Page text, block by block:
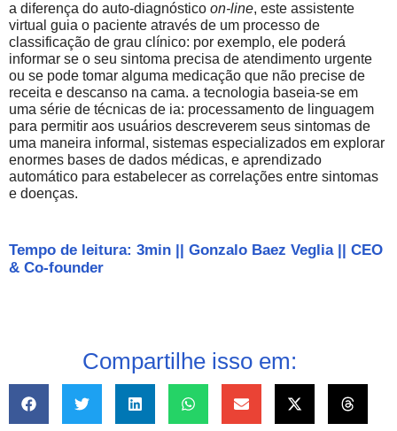
a diferença do auto-diagnóstico on-line, este assistente
virtual guia o paciente através de um processo de
classificação de grau clínico: por exemplo, ele poderá
informar se o seu sintoma precisa de atendimento urgente
ou se pode tomar alguma medicação que não precise de
receita e descanso na cama. a tecnologia baseia-se em
uma série de técnicas de ia: processamento de linguagem
para permitir aos usuários descreverem seus sintomas de
uma maneira informal, sistemas especializados em explorar
enormes bases de dados médicas, e aprendizado
automático para estabelecer as correlações entre sintomas
e doenças.
Tempo de leitura: 3min || Gonzalo Baez Veglia || CEO
& Co-founder
Compartilhe isso em: